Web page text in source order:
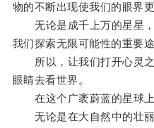
物的不断出现使我们的眼界更
无论是成千上万的星星，
我们探索无限可能性的重要途
所以，让我们打开心灵之
眼睛去看世界。
在这个广袤蔚蓝的星球上
无论是在大自然中的壮丽